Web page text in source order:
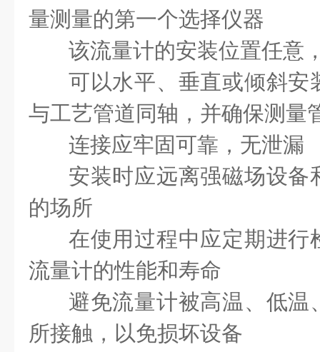
量测量的第一个选择仪器
该流量计的安装位置任意
可以水平、垂直或倾斜安
与工艺管道同轴，并确保测量
连接应牢固可靠，无泄漏
安装时应远离强磁场设备
的场所
在使用过程中应定期进行
流量计的性能和寿命
避免流量计被高温、低温
所接触，以免损坏设备